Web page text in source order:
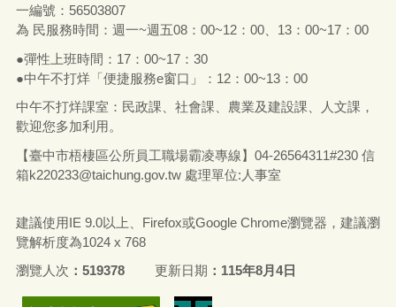
一編號：56503807
為 民服務時間：週一~週五08：00~12：00、13：00~17：00
●彈性上班時間：17：00~17：30
●中午不打烊「便捷服務e窗口」：12：00~13：00
中午不打烊課室：民政課、社會課、農業及建設課、人文課，
歡迎您多加利用。
【臺中市梧棲區公所員工職場霸凌專線】04-26564311#230 信
箱k220233@taichung.gov.tw處理單位:人事室
建議使用IE 9.0以上、Firefox或Google Chrome瀏覽器，建議瀏
覽解析度為1024 x 768
瀏覽人次
519378 更新日期 115年8月4日